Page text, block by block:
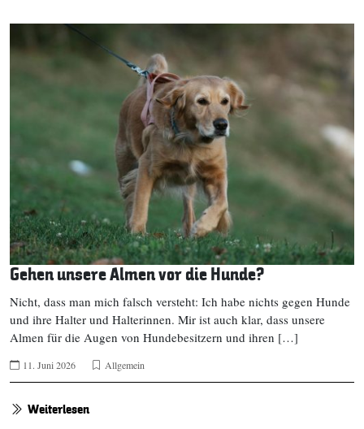
Gehen unsere Almen vor die Hunde?
Nicht, dass man mich falsch versteht: Ich habe nichts gegen Hunde
und ihre Halter und Halterinnen. Mir ist auch klar, dass unsere
Almen für die Augen von Hundebesitzern und ihren […]
11. Juni 2026 Allgemein
Weiterlesen